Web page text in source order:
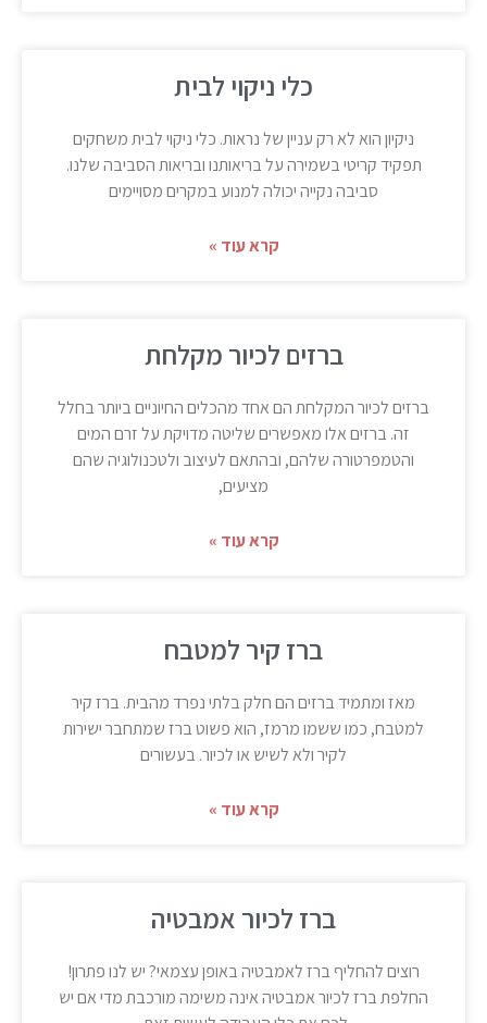
כלי ניקוי לבית
ניקיון הוא לא רק עניין של נראות. כלי ניקוי לבית משחקים
תפקיד קריטי בשמירה על בריאותנו ובריאות הסביבה שלנו.
סביבה נקייה יכולה למנוע במקרים מסויימים
קרא עוד »
ברזים לכיור מקלחת
ברזים לכיור המקלחת הם אחד מהכלים החיוניים ביותר בחלל
זה. ברזים אלו מאפשרים שליטה מדויקת על זרם המים
והטמפרטורה שלהם, ובהתאם לעיצוב ולטכנולוגיה שהם
מציעים,
קרא עוד »
ברז קיר למטבח
מאז ומתמיד ברזים הם חלק בלתי נפרד מהבית. ברז קיר
למטבח, כמו ששמו מרמז, הוא פשוט ברז שמתחבר ישירות
לקיר ולא לשיש או לכיור. בעשורים
קרא עוד »
ברז לכיור אמבטיה
רוצים להחליף ברז לאמבטיה באופן עצמאי? יש לנו פתרון!
החלפת ברז לכיור אמבטיה אינה משימה מורכבת מדי אם יש